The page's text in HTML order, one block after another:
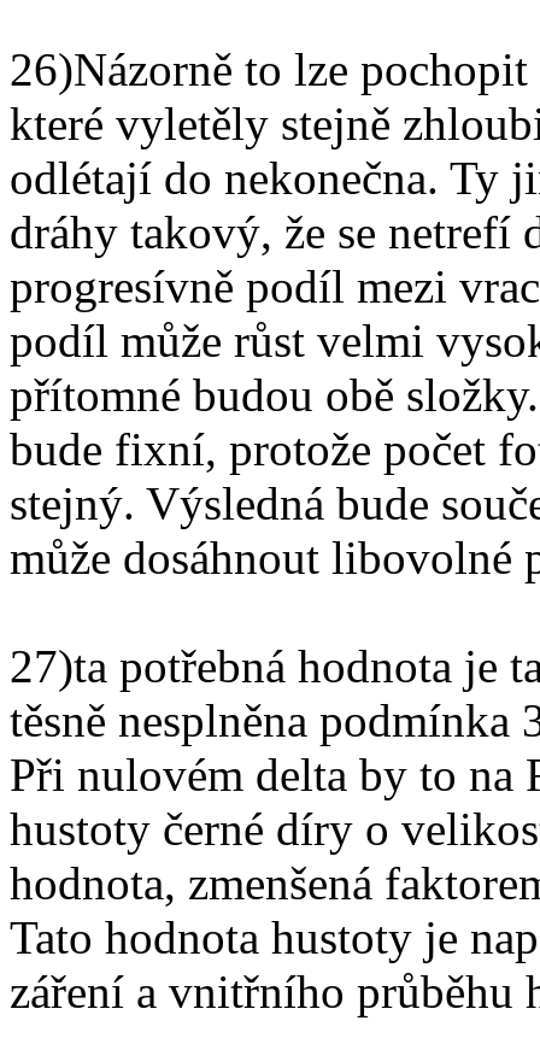
26)Názorně to lze
které vyletěly stejně
odlétají do nekonečna. Ty
dráhy takový, že se netrefí
progresívně podíl mezi
podíl může růst velmi
přítomné budou obě
bude fixní, protože počet
stejný. Výsledná bude
může dosáhnout libovolné
27)ta potřebná hodnota je
těsně nesplněna podmínka
Při nulovém delta by to na
hustoty černé díry o
hodnota, zmenšená
Tato hodnota hustoty je
záření a vnitřního průběhu